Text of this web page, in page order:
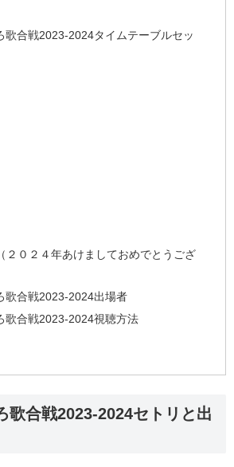
歌合戦2023-2024タイムテーブルセッ
２０２４年あけましておめでとうござ
歌合戦2023-2024出場者
歌合戦2023-2024視聴方法
歌合戦2023-2024セトリと出